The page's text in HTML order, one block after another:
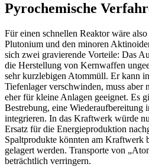
Pyrochemische
Für einen schnellen Reaktor wäre
Plutonium und den minoren
sich zwei gravierende Vorteile: Das
die Herstellung von Kernwaffen
sehr kurzlebigen Atommüll. Er kann
Tiefenlager verschwinden, muss aber
eher für kleine Anlagen geeignet. Es
Bestrebung, eine Wiederaufbereitung
integrieren. In das Kraftwerk würde
Ersatz für die Energieproduktion
Spaltprodukte könnten am Kraftwerk
gelagert werden. Transporte von
beträchtlich verringern.